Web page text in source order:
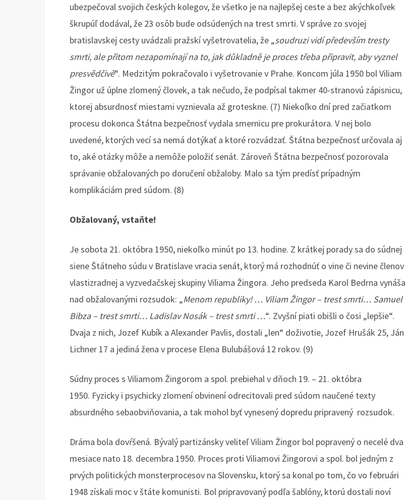
ubezpečoval svojich českých kolegov, že všetko je na najlepšej ceste a bez akýchkoľvek
škrupúľ dodával, že 23 osôb bude odsúdených na trest smrti. V správe zo svojej
bratislavskej cesty uvádzali pražskí vyšetrovatelia, že „soudruzi vidí především tresty
smrti, ale přitom nezapomínají na to, jak důkladně je proces třeba připravit, aby vyznel
presvědčivě“. Medzitým pokračovalo i vyšetrovanie v Prahe. Koncom júla 1950 bol Viliam
Žingor už úplne zlomený človek, a tak nečudo, že podpísal takmer 40-stranovú zápisnicu,
ktorej absurdnosť miestami vyznievala až groteskne. (7) Niekoľko dní pred začiatkom
procesu dokonca Štátna bezpečnosť vydala smernicu pre prokurátora. V nej bolo
uvedené, ktorých vecí sa nemá dotýkať a ktoré rozvádzať. Štátna bezpečnosť určovala aj
to, aké otázky môže a nemôže položiť senát. Zároveň Štátna bezpečnosť pozorovala
správanie obžalovaných po doručení obžaloby. Malo sa tým predísť prípadným
komplikáciám pred súdom. (8)
Obžalovaný, vstaňte!
Je sobota 21. októbra 1950, niekoľko minút po 13. hodine. Z krátkej porady sa do súdnej
siene Štátneho súdu v Bratislave vracia senát, ktorý má rozhodnúť o vine či nevine členov
vlastizradnej a vyzvedačskej skupiny Viliama Žingora. Jeho predseda Karol Bedrna vynáša
nad obžalovanými rozsudok: „Menom republiky! … Viliam Žingor – trest smrti… Samuel
Bibza – trest smrti… Ladislav Nosák – trest smrti …“. Zvyšní piati obišli o čosi „lepšie“.
Dvaja z nich, Jozef Kubík a Alexander Pavlis, dostali „len“ doživotie, Jozef Hrušák 25, Ján
Lichner 17 a jediná žena v procese Elena Bulubášová 12 rokov. (9)
Súdny proces s Viliamom Žingorom a spol. prebiehal v dňoch 19. – 21. októbra
1950. Fyzicky i psychicky zlomení obvinení odrecitovali pred súdom naučené texty
absurdného sebaobviňovania, a tak mohol byť vynesený dopredu pripravený rozsudok.
Dráma bola dovŕšená. Bývalý partizánsky veliteľ Viliam Žingor bol popravený o necelé dva
mesiace nato 18. decembra 1950. Proces proti Viliamovi Žingorovi a spol. bol jedným z
prvých politických monsterprocesov na Slovensku, ktorý sa konal po tom, čo vo februári
1948 získali moc v štáte komunisti. Bol pripravovaný podľa šablóny, ktorú dostali noví